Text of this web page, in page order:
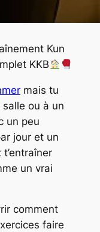
Kun
KKB
mais tu
salle ou à un
un peu
jour et un
un vrai
comment
faire